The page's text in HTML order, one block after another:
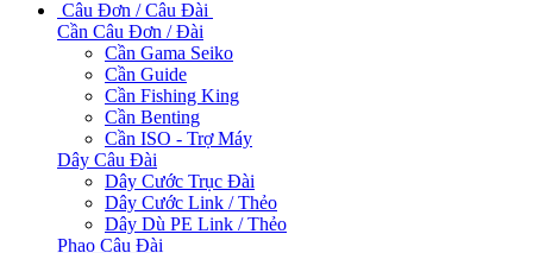
Gọi đặt hàng: 0911985588
Giỏ hàng () sản phẩm
Câu Đơn / Câu Đài
Cần Câu Đơn / Đài
Cần Gama Seiko
Cần Guide
Cần Fishing King
Cần Benting
Cần ISO - Trợ Máy
Dây Câu Đài
Dây Cước Trục Đài
Dây Cước Link / Thẻo
Dây Dù PE Link / Thẻo